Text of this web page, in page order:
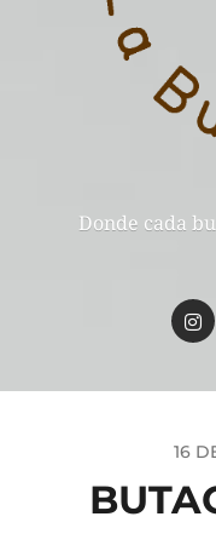
Donde cada
16